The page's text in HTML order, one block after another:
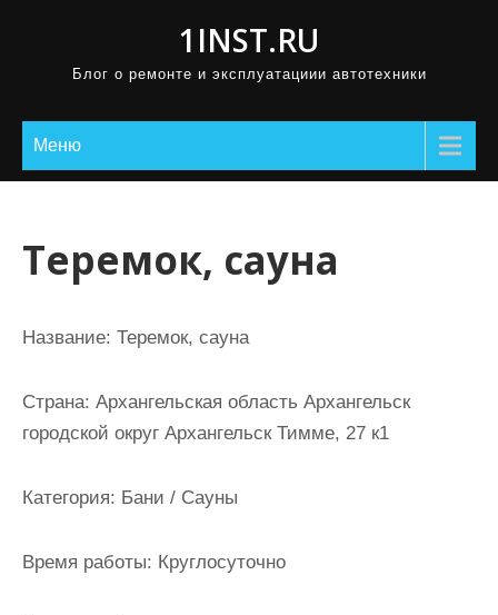
1INST.RU
Блог о ремонте и эксплуатациии автотехники
Меню
Теремок, сауна
Название: Теремок, сауна
Страна: Архангельская область Архангельск
городской округ Архангельск Тимме, 27 к1
Категория: Бани / Сауны
Время работы: Круглосуточно